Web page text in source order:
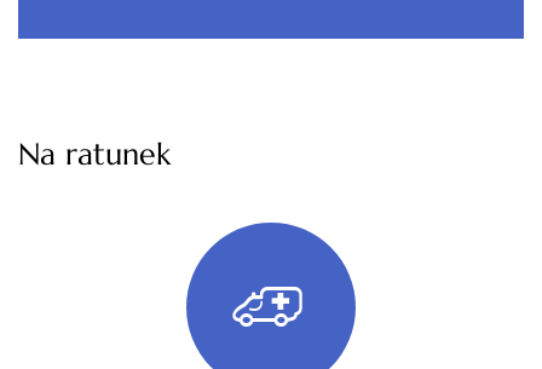
Na ratunek